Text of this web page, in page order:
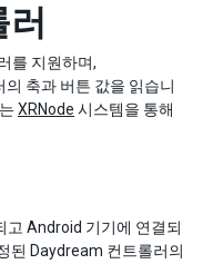
러
를 지원하며,
축과 버튼 값을 읽습니
XRNode 시스템을 통해
고 Android 기기에 연결되
된 Daydream 컨트롤러의